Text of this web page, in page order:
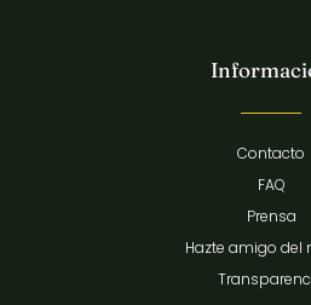
Contacto
FAQ
Prensa
Hazte amigo del